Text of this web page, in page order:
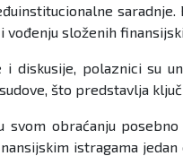
vođenju složenih
diskusije, polaznici su
što predstavlja
svom obraćanju
istragama